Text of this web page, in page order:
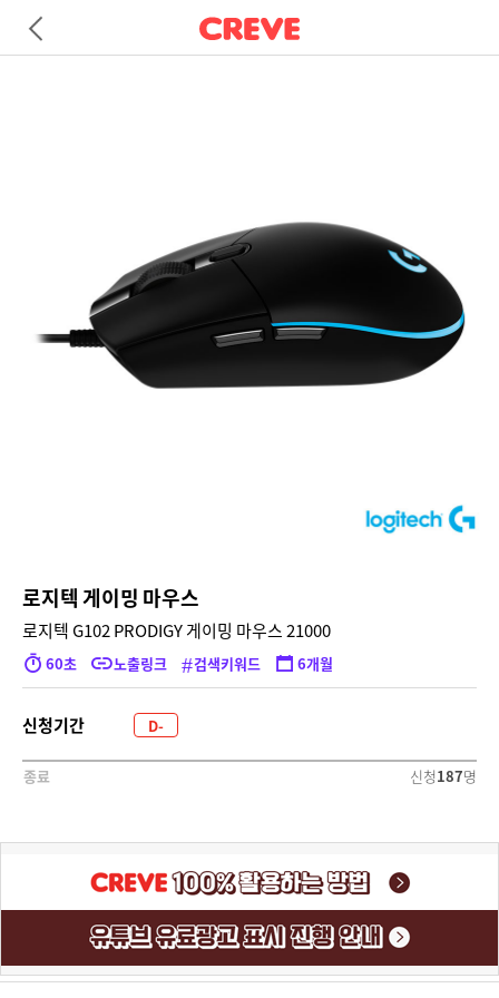
로지텍 게이밍 마우스
로지텍 G102 PRODIGY 게이밍 마우스 21000
60초 노출링크 #검색키워드 6개월
신청기간
D-
종료
명
187
신청